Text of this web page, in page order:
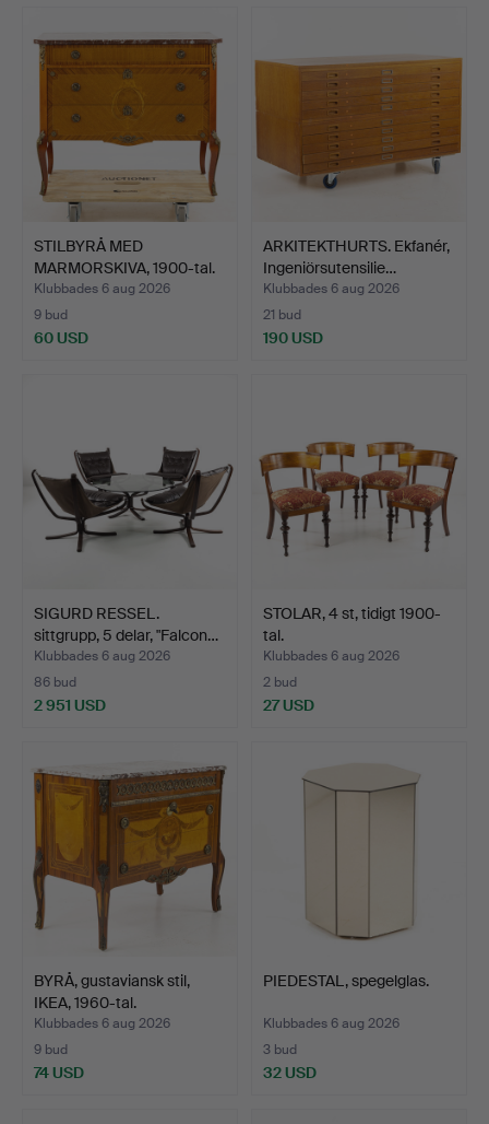
STILBYRÅ MED
MARMORSKIVA, 1900-tal.
Klubbades 6 aug 2026
9 bud
60 USD
ARKITEKTHURTS. Ekfanér,
Ingeniörsutensilie…
Klubbades 6 aug 2026
21 bud
190 USD
SIGURD RESSEL.
sittgrupp, 5 delar, "Falcon…
Klubbades 6 aug 2026
86 bud
2 951 USD
STOLAR, 4 st, tidigt 1900-
tal.
Klubbades 6 aug 2026
2 bud
27 USD
BYRÅ, gustaviansk stil,
IKEA, 1960-tal.
Klubbades 6 aug 2026
9 bud
74 USD
PIEDESTAL, spegelglas.
Klubbades 6 aug 2026
3 bud
32 USD